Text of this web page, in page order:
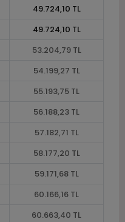
49.724,10 TL
49.724,10 TL
53.204,79 TL
54.199,27 TL
55.193,75 TL
56.188,23 TL
57.182,71 TL
58.177,20 TL
59.171,68 TL
60.166,16 TL
60.663,40 TL